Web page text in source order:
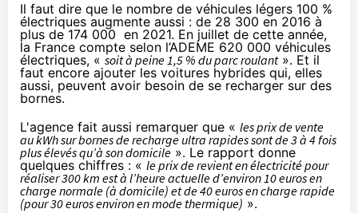
Il faut dire que le nombre de véhicules légers 100 %
électriques augmente aussi : de 28 300 en 2016 à
plus de 174 000 en 2021. En juillet de cette année,
la France compte selon l’ADEME 620 000 véhicules
électriques, « soit à peine 1,5 % du parc roulant». Et il
faut encore ajouter les voitures hybrides qui, elles
aussi, peuvent avoir besoin de se recharger sur des
bornes.
L'agence fait aussi remarquer que « les prix de vente
au kWh sur bornes de recharge ultra rapides sont de 3 à 4 fois
plus élevés qu’à son domicile ». Le rapport donne
quelques chiffres : « le prix de revient en électricité pour
réaliser 300 km est à l’heure actuelle d’environ 10 euros en
charge normale (à domicile) et de 40 euros en charge rapide
(pour 30 euros environ en mode thermique) ».